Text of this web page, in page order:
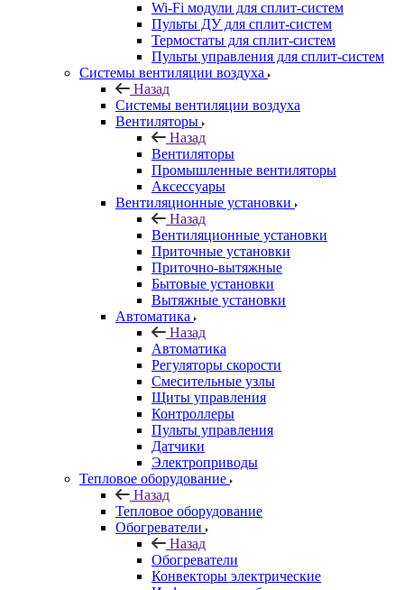
Wi-Fi модули для сплит-систем
Пульты ДУ для сплит-систем
Термостаты для сплит-систем
Пульты управления для сплит-систем
Системы вентиляции воздуха
Назад
Системы вентиляции воздуха
Вентиляторы
Назад
Вентиляторы
Промышленные вентиляторы
Аксессуары
Вентиляционные установки
Назад
Вентиляционные установки
Приточные установки
Приточно-вытяжные
Бытовые установки
Вытяжные установки
Автоматика
Назад
Автоматика
Регуляторы скорости
Смесительные узлы
Щиты управления
Контроллеры
Пульты управления
Датчики
Электроприводы
Тепловое оборудование
Назад
Тепловое оборудование
Обогреватели
Назад
Обогреватели
Конвекторы электрические